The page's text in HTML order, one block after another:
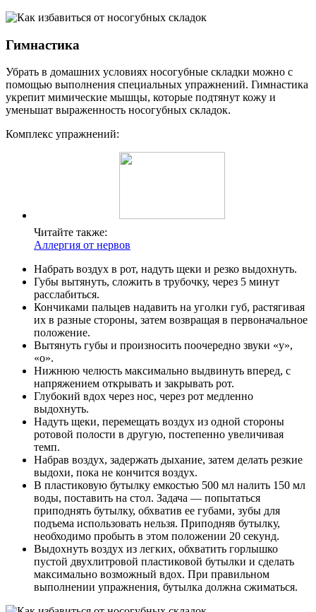
Гимнастика
Убрать в домашних условиях носогубные складки можно с
помощью выполнения специальных упражнений. Гимнастика
укрепит мимические мышцы, которые подтянут кожу и
уменьшат выраженность носогубных складок.
Комплекс упражнений:
Читайте также:
Аллергия от нервов
Набрать воздух в рот, надуть щеки и резко выдохнуть.
Губы вытянуть, сложить в трубочку, через 5 минут
расслабиться.
Кончиками пальцев надавить на уголки губ, растягивая
их в разные стороны, затем возвращая в первоначальное
положение.
Вытянуть губы и произносить поочередно звуки «у»,
«о».
Нижнюю челюсть максимально выдвинуть вперед, с
напряжением открывать и закрывать рот.
Глубокий вдох через нос, через рот медленно
выдохнуть.
Надуть щеки, перемещать воздух из одной стороны
ротовой полости в другую, постепенно увеличивая
темп.
Набрав воздух, задержать дыхание, затем делать резкие
выдохи, пока не кончится воздух.
В пластиковую бутылку емкостью 500 мл налить 150 мл
воды, поставить на стол. Задача — попытаться
приподнять бутылку, обхватив ее губами, зубы для
подъема использовать нельзя. Приподняв бутылку,
необходимо пробыть в этом положении 20 секунд.
Выдохнуть воздух из легких, обхватить горлышко
пустой двухлитровой пластиковой бутылки и сделать
максимально возможный вдох. При правильном
выполнении упражнения, бутылка должна сжиматься.